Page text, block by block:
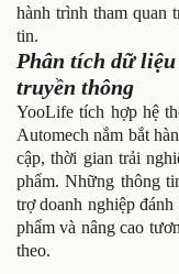
hành trình tham quan
tin.
Phân tích dữ
truyền thông
YooLife tích hợp hệ
Automech nắm bắt
cập, thời gian trải
phẩm. Những thông
trợ doanh nghiệp
phẩm và nâng cao
theo.